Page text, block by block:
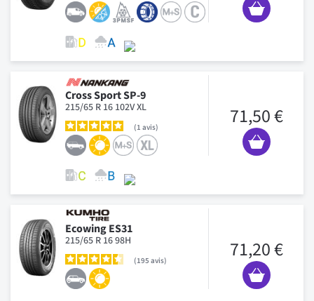
Cross Sport SP-9
215/65 R 16 102V XL
1 avis 71,50 €
Ecowing ES31
215/65 R 16 98H
195 avis 71,20 €